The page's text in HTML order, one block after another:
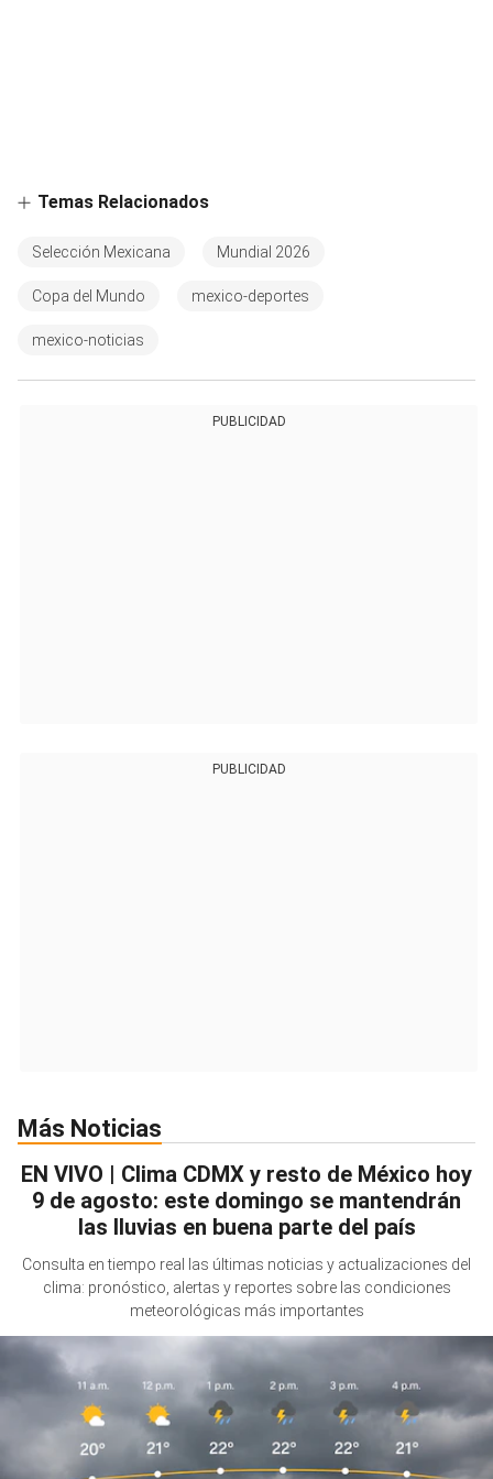
Temas Relacionados
Selección Mexicana Mundial 2026
Copa del Mundo mexico-deportes
mexico-noticias
PUBLICIDAD
PUBLICIDAD
Más Noticias
EN VIVO | Clima CDMX y resto de México hoy
9 de agosto: este domingo se mantendrán
las lluvias en buena parte del país
Consulta en tiempo real las últimas noticias y actualizaciones del
clima: pronóstico, alertas y reportes sobre las condiciones
meteorológicas más importantes